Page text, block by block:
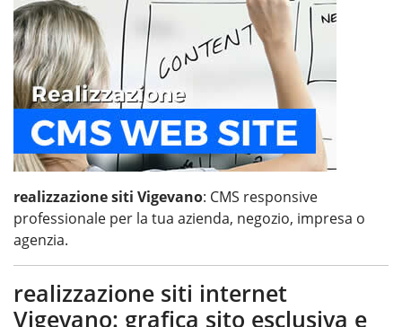
realizzazione siti Vigevano: CMS responsive
professionale per la tua azienda, negozio, impresa o
agenzia.
realizzazione siti internet
Vigevano: grafica sito esclusiva e